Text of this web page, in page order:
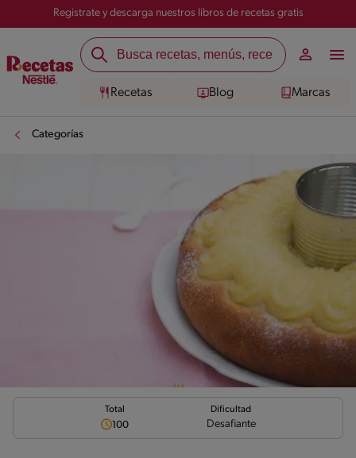
Registrate y descarga nuestros libros de recetas gratis
Recetas Blog Marcas
Categorías
Total
100
Dificultad
Desafiante